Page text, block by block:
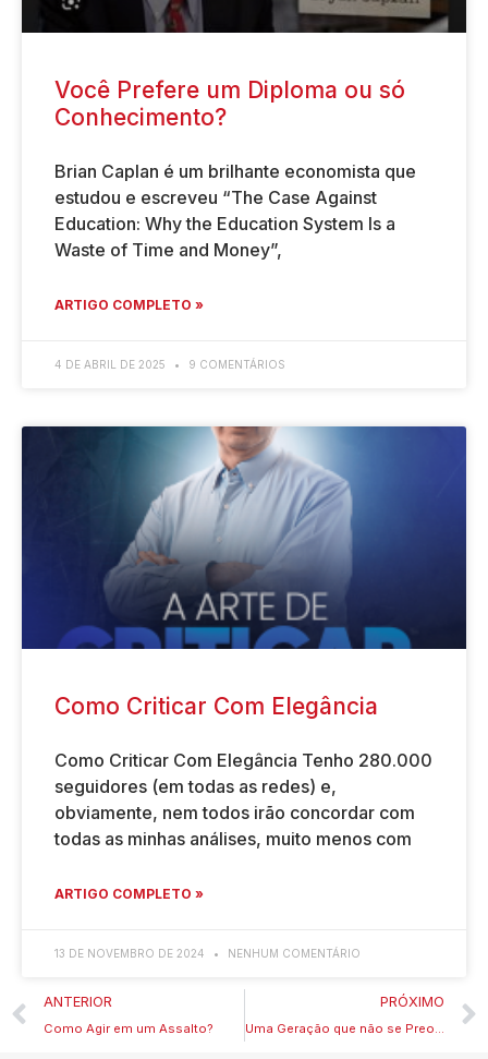
Você Prefere um Diploma ou só
Conhecimento?
Brian Caplan é um brilhante economista que
estudou e escreveu “The Case Against
Education: Why the Education System Is a
Waste of Time and Money”,
ARTIGO COMPLETO »
4 DE ABRIL DE 2025 9 COMENTÁRIOS
Como Criticar Com Elegância
Como Criticar Com Elegância Tenho 280.000
seguidores (em todas as redes) e,
obviamente, nem todos irão concordar com
todas as minhas análises, muito menos com
ARTIGO COMPLETO »
13 DE NOVEMBRO DE 2024 NENHUM COMENTÁRIO
ANTERIOR
Como Agir em um Assalto?
PRÓXIMO
Uma Geração que não se Preocupou com os Netos